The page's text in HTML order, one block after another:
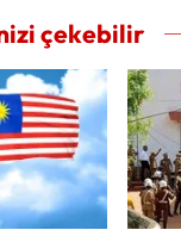
çekebilir